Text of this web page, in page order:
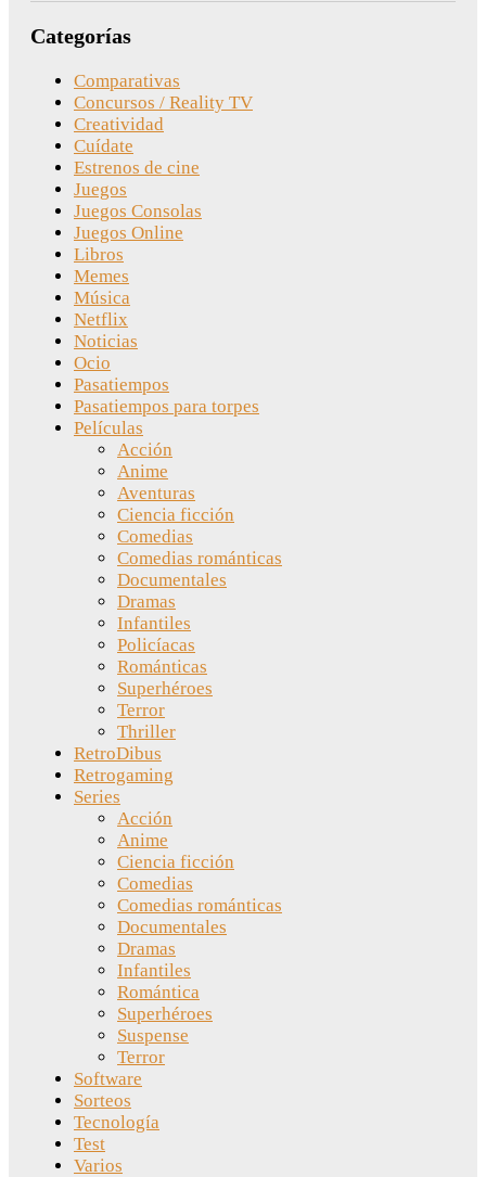
Categorías
Comparativas
Concursos / Reality TV
Creatividad
Cuídate
Estrenos de cine
Juegos
Juegos Consolas
Juegos Online
Libros
Memes
Música
Netflix
Noticias
Ocio
Pasatiempos
Pasatiempos para torpes
Películas
Acción
Anime
Aventuras
Ciencia ficción
Comedias
Comedias románticas
Documentales
Dramas
Infantiles
Policíacas
Románticas
Superhéroes
Terror
Thriller
RetroDibus
Retrogaming
Series
Acción
Anime
Ciencia ficción
Comedias
Comedias románticas
Documentales
Dramas
Infantiles
Romántica
Superhéroes
Suspense
Terror
Software
Sorteos
Tecnología
Test
Varios